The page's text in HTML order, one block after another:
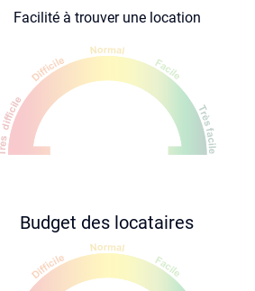
Facilité à trouver une location
Budget des locataires